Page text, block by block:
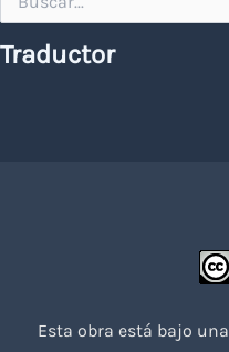
por:
Traductor
Esta obra está bajo una